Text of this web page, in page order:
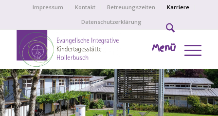
Impressum Kontakt Betreuungszeiten
Karriere
Datenschutzerklärung
Menü